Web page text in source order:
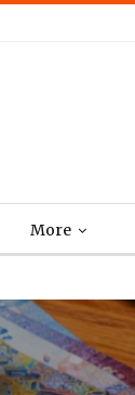
More